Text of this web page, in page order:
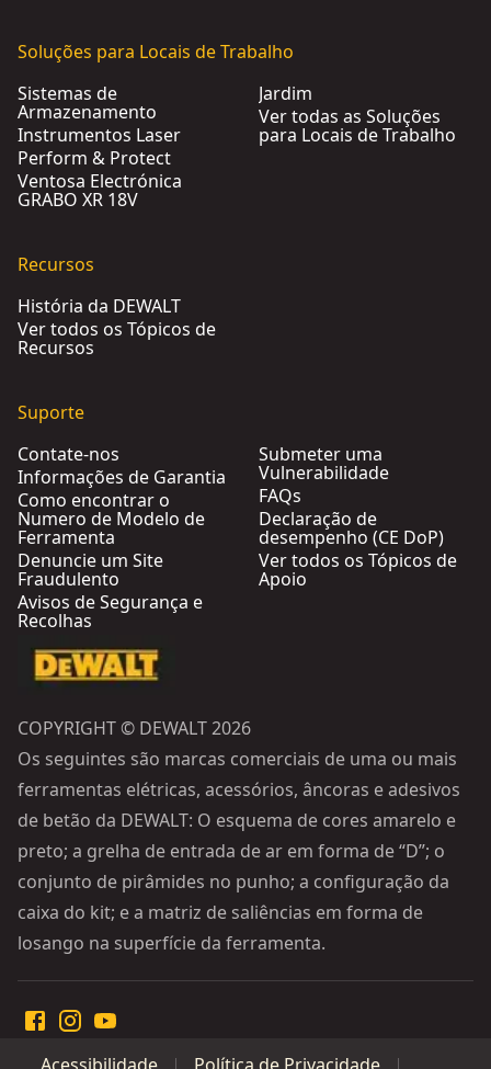
Soluções para Locais de Trabalho
Sistemas de
Armazenamento
Instrumentos Laser
Perform & Protect
Ventosa Electrónica
GRABO XR 18V
Jardim
Ver todas as Soluções
para Locais de Trabalho
Recursos
História da DEWALT
Ver todos os Tópicos de
Recursos
Suporte
Contate-nos
Informações de Garantia
Como encontrar o
Numero de Modelo de
Ferramenta
Denuncie um Site
Fraudulento
Avisos de Segurança e
Recolhas
Submeter uma
Vulnerabilidade
FAQs
Declaração de
desempenho (CE DoP)
Ver todos os Tópicos de
Apoio
COPYRIGHT © DEWALT 2026
Os seguintes são marcas comerciais de uma ou mais
ferramentas elétricas, acessórios, âncoras e adesivos
de betão da DEWALT: O esquema de cores amarelo e
preto; a grelha de entrada de ar em forma de “D”; o
conjunto de pirâmides no punho; a configuração da
caixa do kit; e a matriz de saliências em forma de
losango na superfície da ferramenta.